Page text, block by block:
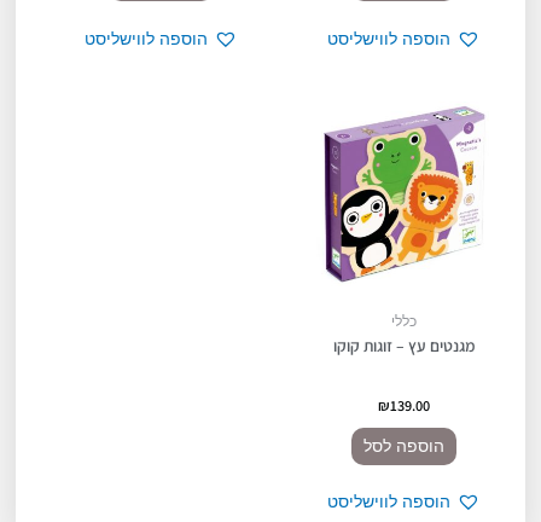
הוספה לווישליסט הוספה לווישליסט
כללי
מגנטים עץ – זוגות קוקו
₪139.00
הוספה לסל
הוספה לווישליסט